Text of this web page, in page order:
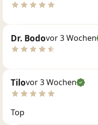
Dr. Bodovor 3 Wochen
Tilovor 3 Wochen
Top